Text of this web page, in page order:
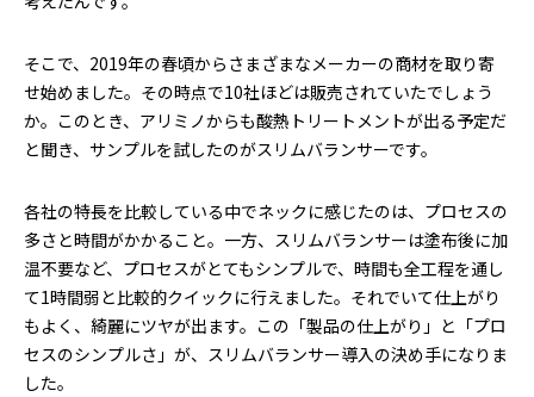
そこで、2019年の春頃からさまざまなメーカーの商材を取り寄
せ始めました。その時点で10社ほどは販売されていたでしょう
か。このとき、アリミノからも酸熱トリートメントが出る予定だ
と聞き、サンプルを試したのがスリムバランサーです。
各社の特長を比較している中でネックに感じたのは、プロセスの
多さと時間がかかること。一方、スリムバランサーは塗布後に加
温不要など、プロセスがとてもシンプルで、時間も全工程を通し
て1時間弱と比較的クイックに行えました。それでいて仕上がり
もよく、綺麗にツヤが出ます。この「製品の仕上がり」と「プロ
セスのシンプルさ」が、スリムバランサー導入の決め手になりま
した。